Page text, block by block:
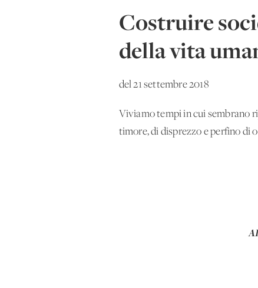
Costruire
della vita
del 21 settembre 2018
Viviamo tempi in cui sembrano
timore, di disprezzo e perfino di